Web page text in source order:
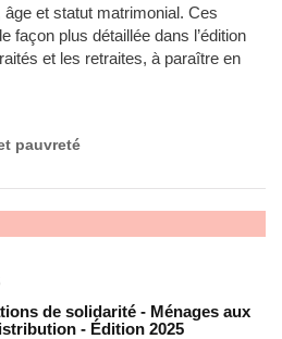
et statut matrimonial. Ces
façon plus détaillée dans l’édition
et les retraites, à paraître en
pauvreté
de solidarité - Ménages aux
- Édition 2025